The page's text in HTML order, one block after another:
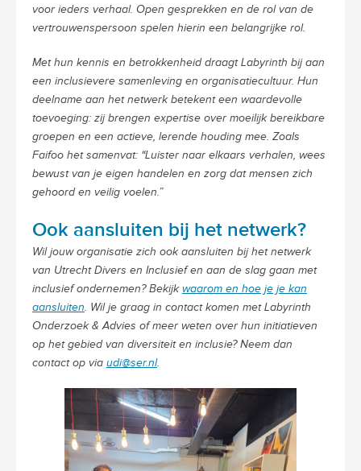
voor ieders verhaal. Open gesprekken en de rol van de
vertrouwenspersoon spelen hierin een belangrijke rol.
Met hun kennis en betrokkenheid draagt Labyrinth bij aan
een inclusievere samenleving en organisatiecultuur. Hun
deelname aan het netwerk betekent een waardevolle
toevoeging: zij brengen expertise over moeilijk bereikbare
groepen en een actieve, lerende houding mee. Zoals
Faifoo het samenvat: “Luister naar elkaars verhalen, wees
bewust van je eigen handelen en zorg dat mensen zich
gehoord en veilig voelen.”
Ook aansluiten bij het netwerk?
Wil jouw organisatie zich ook aansluiten bij het netwerk
van Utrecht Divers en Inclusief en aan de slag gaan met
inclusief ondernemen? Bekijk waarom en hoe je je kan
aansluiten . Wil je graag in contact komen met Labyrinth
Onderzoek & Advies of meer weten over hun initiatieven
op het gebied van diversiteit en inclusie? Neem dan
contact op via udi@ser.nl.